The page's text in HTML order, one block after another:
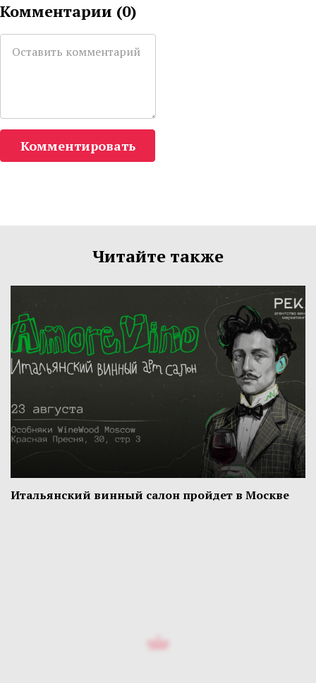
Комментарии (0)
Комментировать
Читайте также
Итальянский винный салон пройдет в Москве